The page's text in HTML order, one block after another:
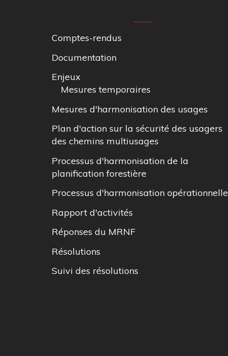
Comptes-rendus
Documentation
Enjeux
Mesures temporaires
Mesures d'harmonisation des usages
Plan d'action sur la sécurité des usagers
des chemins multiusages
Processus d'harmonisation de la
planification forestière
Processus d'harmonisation opérationnelle
Rapport d'activités
Réponses du MRNF
Résolutions
Suivi des résolutions